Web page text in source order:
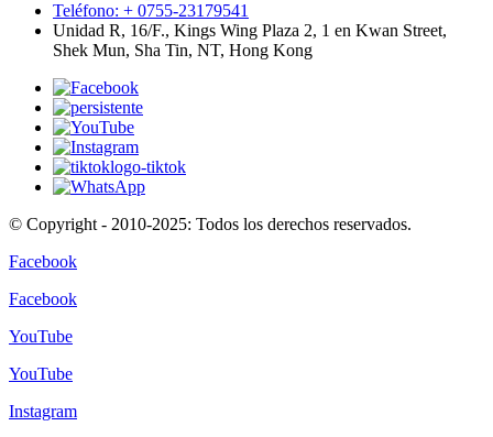
Teléfono: + 0755-23179541
Unidad R, 16/F., Kings Wing Plaza 2, 1 en Kwan Street,
Shek Mun, Sha Tin, NT, Hong Kong
© Copyright - 2010-2025: Todos los derechos reservados.
Facebook
Facebook
YouTube
YouTube
Instagram